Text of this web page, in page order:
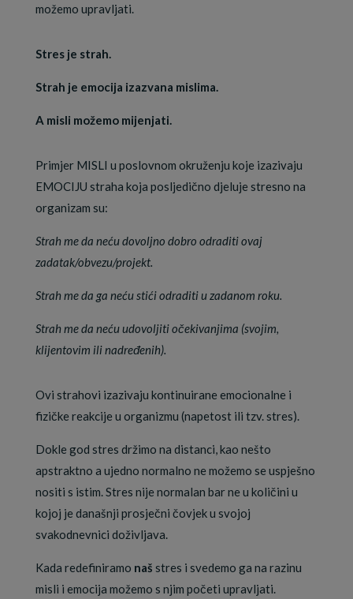
možemo upravljati.
Stres je strah.
Strah je emocija izazvana mislima.
A misli možemo mijenjati.
Primjer MISLI u poslovnom okruženju koje izazivaju
EMOCIJU straha koja posljedično djeluje stresno na
organizam su:
Strah me da neću dovoljno dobro odraditi ovaj
zadatak/obvezu/projekt.
Strah me da ga neću stići odraditi u zadanom roku.
Strah me da neću udovoljiti očekivanjima (svojim,
klijentovim ili nadređenih).
Ovi strahovi izazivaju kontinuirane emocionalne i
fizičke reakcije u organizmu (napetost ili tzv. stres).
Dokle god stres držimo na distanci, kao nešto
apstraktno a ujedno normalno ne možemo se uspješno
nositi s istim. Stres nije normalan bar ne u količini u
kojoj je današnji prosječni čovjek u svojoj
svakodnevnici doživljava.
Kada redefiniramo naš stres i svedemo ga na razinu
misli i emocija možemo s njim početi upravljati.